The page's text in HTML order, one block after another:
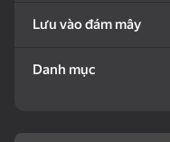
Lưu vào đám mây
Danh mục